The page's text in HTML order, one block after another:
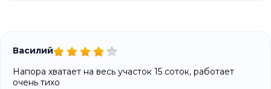
Василий
Напора хватает на весь участок 15 соток, работает
очень тихо